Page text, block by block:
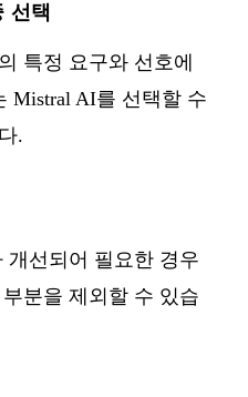
선택
특정 요구와 선호에
Mistral AI를 선택할 수
.
개선되어 필요한 경우
분을 제외할 수 있습